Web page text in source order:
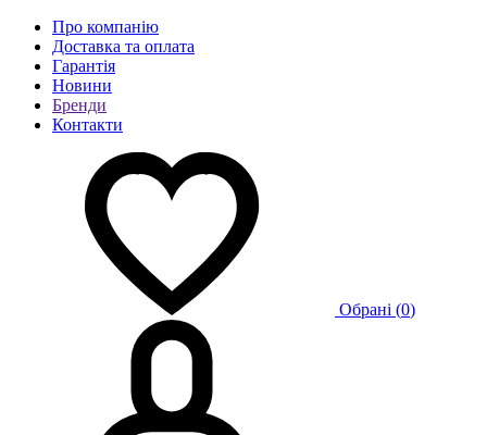
Про компанію
Доставка та оплата
Гарантія
Новини
Бренди
Контакти
Обрані (0)